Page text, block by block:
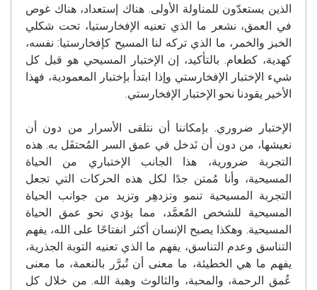
الذين يستعدّون للمناولة الأولى. هناك إستعداد، هناك غوص
في العمق، نشعر ما الذي تعنيه الإفخارستيا، تحت شكلي
الخبز والخمر، ما الذي تركه لنا المسيح كإفخارستيا: نفسه،
كهدية، كطعام. بالتأكيد، إن الإختبار المسيحي هو قبل كل
شيء الإختبار الإفخارستي وإذا ابتدأ بإختبار المعمودية، فهذا
الأخير يقودنا نحو الإختبار الإفخارستي.
الإختبار ضروري. بإمكاننا أن نتلقى الأسرار من دون أن
نعيشها، من دون أن نَدخل في عمق السر المُحتفَل به. هذه
التجربة ضرورية، هذا الجانب الإختباري من الحياة
المسيحية، وأنا مُمتن جدًا لكل هذه الحركات التي تجعل
التجربة المسيحية تنمو وتزدهِر وتزيد من جوانب الحياة
المسيحية للشخص المٌعمَّد، مما يؤدي نحو عمق الحياة
المسيحية. وهكذا يصبح الإنسان أكثر انفتاحًا على الله، يفهم
التناسق وعدم التناسق، يفهم ما الذي تعنيه التوبة الجذرية،
يفهم ما هي الخطيئة، ما معنى أن تُبرَّر بالنعمة، ما معنى
عُمق الرحمة، والمحبة، والثالوث وهبة الله. من خلال كل